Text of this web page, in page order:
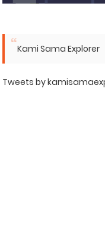
Kami Sama Explorer
Tweets by